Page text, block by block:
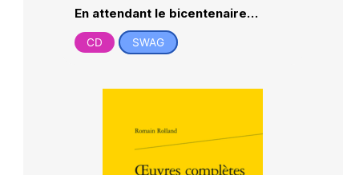
En attendant le bicentenaire…
CD SWAG